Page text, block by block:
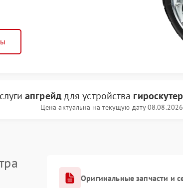
апгрейддля устройства
Цена актуальна на текущую дату 08.08.2026
Оригинальные запчасти и